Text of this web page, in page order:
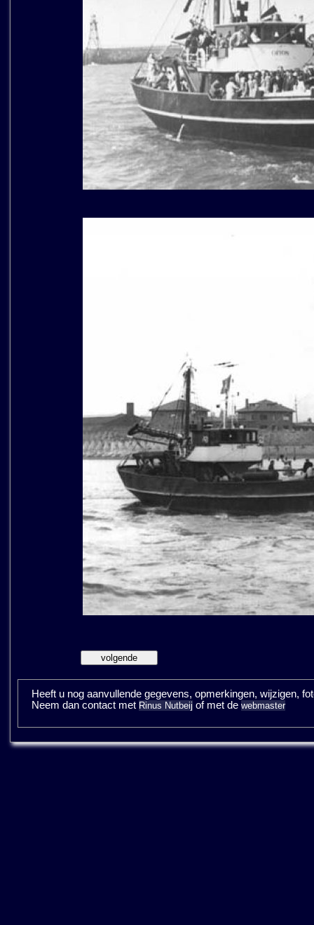
Heeft u nog aanvullende gegevens, opmerkingen, wijzigen,
Neem dan contact met Rinus Nutbeij of met de webmaster